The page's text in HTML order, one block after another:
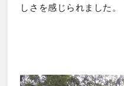
しさを感じられました。